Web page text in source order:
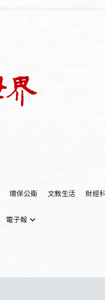
環保公衛 文教生活 財經
電子報